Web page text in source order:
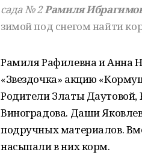
сада № 2Рамиля
зимой под снегом найти
Рамиля Рафилевна и Анна
«Звездочка» акцию
Родители Златы
Виноградова. Даши
подручных материалов.
насыпали в них корм.